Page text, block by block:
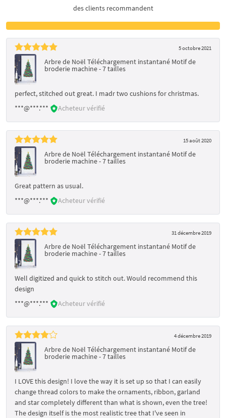
des clients recommandent
5 octobre 2021
Arbre de Noël Téléchargement instantané Motif de
broderie machine - 7 tailles
perfect, stitched out great. I madr two cushions for christmas.
***@***.***
Acheteur vérifié
15 août 2020
Arbre de Noël Téléchargement instantané Motif de
broderie machine - 7 tailles
Great pattern as usual.
***@***.***
Acheteur vérifié
31 décembre 2019
Arbre de Noël Téléchargement instantané Motif de
broderie machine - 7 tailles
Well digitized and quick to stitch out. Would recommend this
design
***@***.***
Acheteur vérifié
4 décembre 2019
Arbre de Noël Téléchargement instantané Motif de
broderie machine - 7 tailles
I LOVE this design! I love the way it is set up so that I can easily
change thread colors to make the ornaments, ribbon, garland
and star completely different than what is shown, even the tree!
The design itself is the most realistic tree that I've seen in